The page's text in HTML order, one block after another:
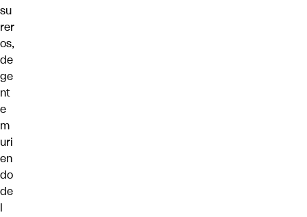
su
rer
os,
de
ge
nt
e
m
uri
en
do
de
l